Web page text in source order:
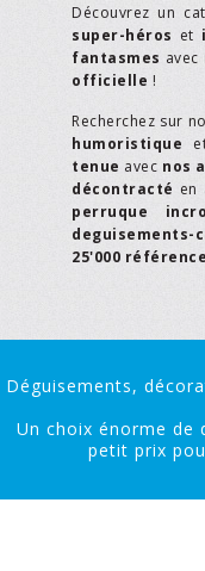
Découvrez un
super-héros et
fantasmes avec
officielle !
Recherchez sur
humoristique
tenue avec nos
décontracté en
perruque
deguisements-
25'000
Déguisements,
Un choix énorme de
petit prix